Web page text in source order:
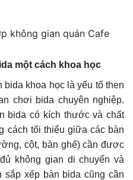
một cách khoa học
khoa học là yếu tố then
chơi bida chuyên nghiệp.
bida có kích thước và chất
cách tối thiểu giữa các bàn
cột, bàn ghế) cần được
không gian di chuyển và
sắp xếp bàn bida cũng cần